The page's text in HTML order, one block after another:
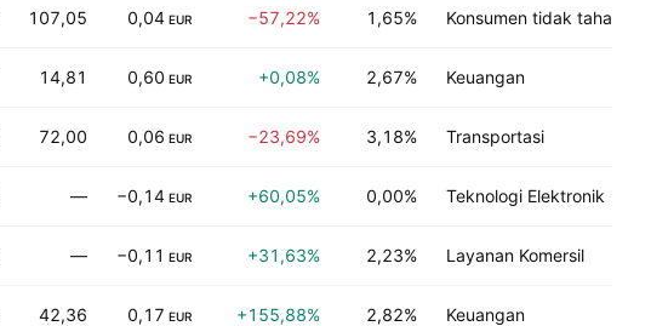
107,05 0,04 EUR −57,22% 1,65% Konsumen tidak tahan
14,81 0,60 EUR +0,08% 2,67% Keuangan
72,00 0,06 EUR −23,69% 3,18% Transportasi
— −0,14 EUR +60,05% 0,00% Teknologi Elektronik
— −0,11 EUR +31,63% 2,23% Layanan Komersil
42,36 0,17 EUR +155,88% 2,82% Keuangan